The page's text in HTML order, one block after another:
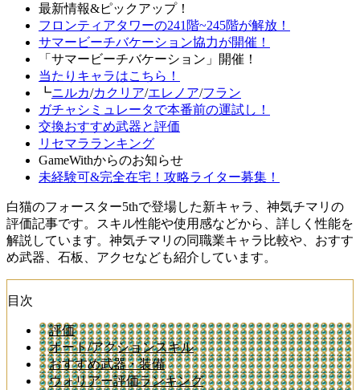
最新情報&ピックアップ！
フロンティアタワーの241階~245階が解放！
サマービーチバケーション協力が開催！
「サマービーチバケーション」開催！
当たりキャラはこちら！
┗ニルカ/カクリア/エレノア/フラン
ガチャシミュレータで本番前の運試し！
交換おすすめ武器と評価
リセマラランキング
GameWithからのお知らせ
未経験可&完全在宅！攻略ライター募集！
白猫のフォースター5thで登場した新キャラ、神気チマリの
評価記事です。スキル性能や使用感などから、詳しく性能を
解説しています。神気チマリの同職業キャラ比較や、おすす
め武器、石板、アクセなども紹介しています。
目次
評価
オート/アクションスキル
おすすめ武器・装備
ウォリアー評価ランキング